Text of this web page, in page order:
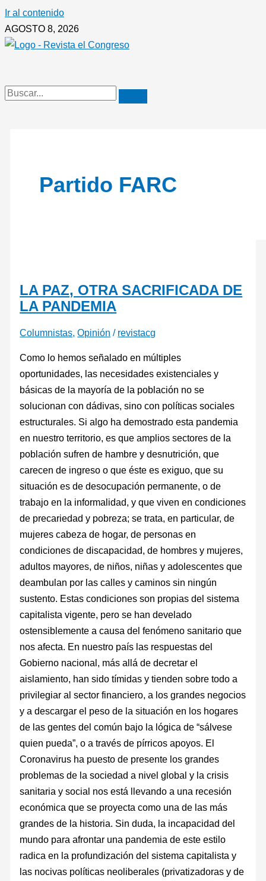
Ir al contenido
AGOSTO 8, 2026
Partido FARC
LA PAZ, OTRA SACRIFICADA DE
LA PANDEMIA
Columnistas,Opinión / revistacg
Como lo hemos señalado en múltiples
oportunidades, las necesidades existenciales y
básicas de la mayoría de la población no se
solucionan con dádivas, sino con políticas sociales
estructurales. Si algo ha demostrado esta pandemia
en nuestro territorio, es que amplios sectores de la
población sufren de hambre y desnutrición, que
carecen de ingreso o que éste es exiguo, que su
situación es de desocupación permanente, o de
trabajo en la informalidad, y que viven en condiciones
de precariedad y pobreza; se trata, en particular, de
mujeres cabeza de hogar, de personas en
condiciones de discapacidad, de hombres y mujeres,
adultos mayores, de niños, niñas y adolescentes que
deambulan por las calles y caminos sin ningún
sustento. Estas condiciones son propias del sistema
capitalista vigente, pero se han develado
ostensiblemente a causa del fenómeno sanitario que
nos afecta. En nuestro país las respuestas del
Gobierno nacional, más allá de decretar el
aislamiento, han sido tímidas y tienden sobre todo a
privilegiar al sector financiero, a los grandes negocios
y a descargar el peso de la situación en los hogares
de las gentes del común bajo la lógica de “sálvese
quien pueda”, o a través de pírricos apoyos. El
Coronavirus ha puesto de presente los grandes
problemas de la sociedad a nivel global y la crisis
sanitaria y social nos está llevando a una recesión
económica que se proyecta como una de las más
grandes de la historia. Sin duda, la incapacidad del
mundo para afrontar una pandemia de este estilo
radica en la profundización del sistema capitalista y
las nocivas políticas neoliberales (privatizadoras y de